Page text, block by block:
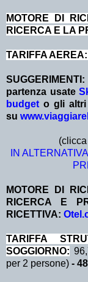
MOTORE DI
RICERCA E LA
TARIFFA
SUGGERIMENTI:
partenza usate
budget o gli altri
su
IN
MOTORE DI
RICERCA E
RICETTIVA:
TA RIFFA
SOGGIORNO:
per 2 persone) -